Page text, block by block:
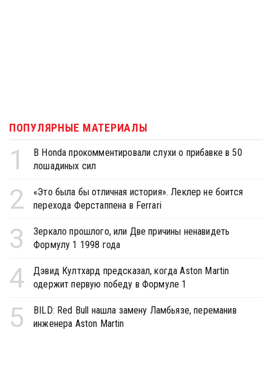
ПОПУЛЯРНЫЕ МАТЕРИАЛЫ
1
В Honda прокомментировали слухи о прибавке в 50
лошадиных сил
2
«Это была бы отличная история». Леклер не боится
перехода Ферстаппена в Ferrari
3
Зеркало прошлого, или Две причины ненавидеть
Формулу 1 1998 года
4
Дэвид Култхард предсказал, когда Aston Martin
одержит первую победу в Формуле 1
5
BILD: Red Bull нашла замену Ламбьязе, переманив
инженера Aston Martin